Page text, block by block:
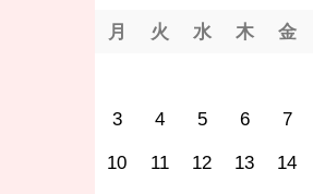
月 火 水 木 金
3 4 5 6 7
10 11 12 13 14